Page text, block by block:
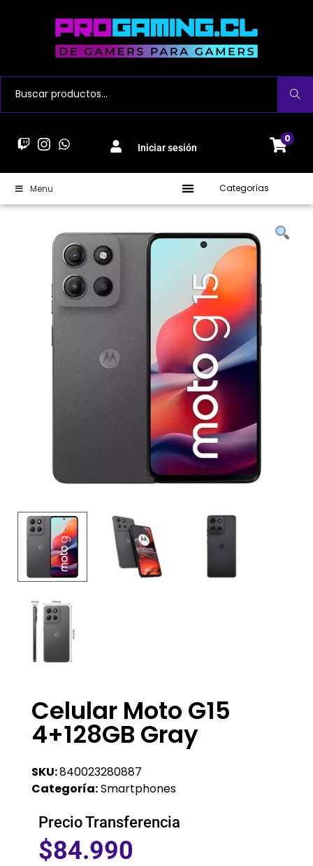
Buscar
Iniciar sesión
0
Menu Categorías
Celular Moto G15
4+128GB Gray
SKU:840023280887
Categoría:Smartphones
Precio Transferencia
$84.990